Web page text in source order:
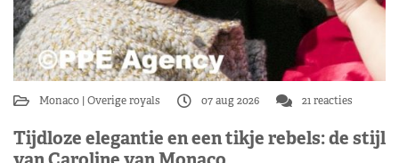
Monaco Overige royals 07 aug 2026 21 reacties
Tijdloze elegantie en een tikje rebels: de stijl